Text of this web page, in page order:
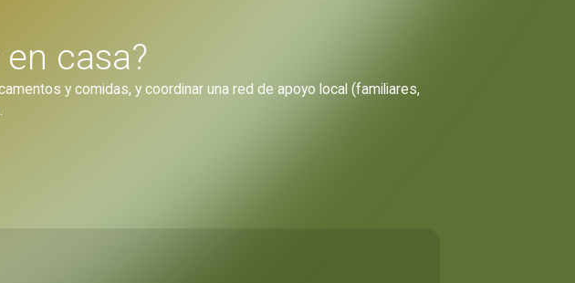
casa?
y comidas, y coordinar una red de apoyo local (familiares,